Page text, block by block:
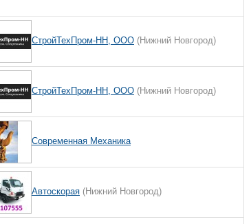
СтройТехПром-НН, ООО (Нижний Новгород)
СтройТехПром-НН, ООО (Нижний Новгород)
Современная Механика
Автоскорая (Нижний Новгород)